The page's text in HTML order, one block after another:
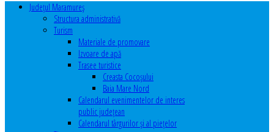
Judeţul Maramureş
Structura administrativă
Turism
Materiale de promovare
Izvoare de apă
Trasee turistice
Creasta Cocoșului
Baia Mare Nord
Calendarul evenimentelor de interes
public judeţean
Calendarul târgurilor şi al pieţelor